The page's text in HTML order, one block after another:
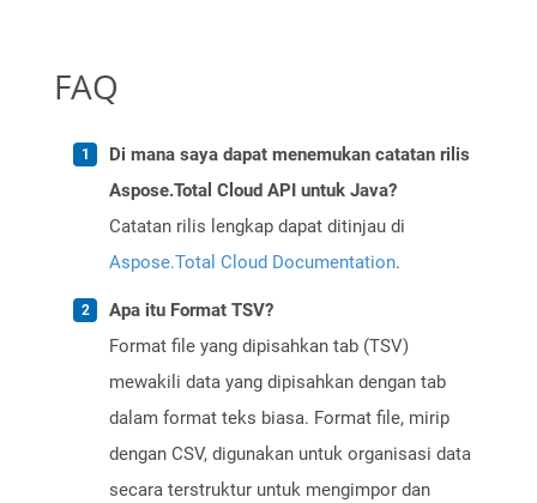
FAQ
Di mana saya dapat menemukan catatan rilis
Aspose.Total Cloud API untuk Java?
Catatan rilis lengkap dapat ditinjau di
Aspose.Total Cloud Documentation.
Apa itu Format TSV?
Format file yang dipisahkan tab (TSV)
mewakili data yang dipisahkan dengan tab
dalam format teks biasa. Format file, mirip
dengan CSV, digunakan untuk organisasi data
secara terstruktur untuk mengimpor dan